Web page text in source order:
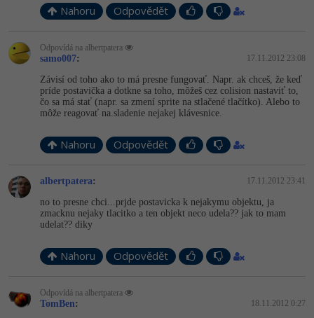
Testování softwaru
Datová analýza
Digitální gramotnost
Marketing -30%
WordPress
SEO
UX
Business
Copywriting
Kurzy designu
HTML/CSS -80%
Photoshop -80%
Adobe Illustrator -80%
Adobe Lightroom -30%
Adobe XD
Adobe InDesign -25%
Adobe After Effects
Příběhy absolventů
Kariéra
Pro firmy
Nahoru Odpovědět
Odpovídá na albertpatera
samo007: 17.11.2012 23:08
Závisí od toho ako to má presne fungovať. Napr. ak chceš, že keď
príde postavička a dotkne sa toho, môžeš cez colision nastaviť to,
čo sa má stať (napr. sa zmení sprite na stlačené tlačítko). Alebo to
môže reagovať na.sladenie nejakej klávesnice.
Nahoru Odpovědět
albertpatera: 17.11.2012 23:41
no to presne chci...prjde postavicka k nejakymu objektu, ja
zmacknu nejaky tlacitko a ten objekt neco udela?? jak to mam
udelat?? diky
Nahoru Odpovědět
Odpovídá na albertpatera
TomBen: 18.11.2012 0:27